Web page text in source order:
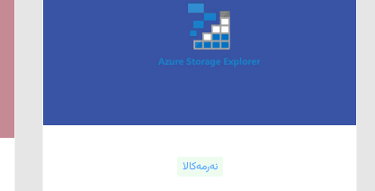
نەرمەکالا